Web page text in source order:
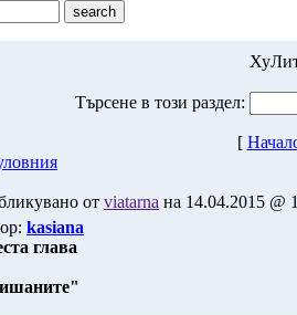
Търсене в този раздел:
[
от viatarna на 14.04.2015 @
kasiana
глава